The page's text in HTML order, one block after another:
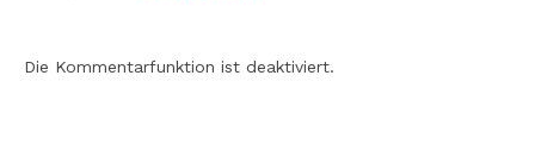
Die Kommentarfunktion ist deaktiviert.